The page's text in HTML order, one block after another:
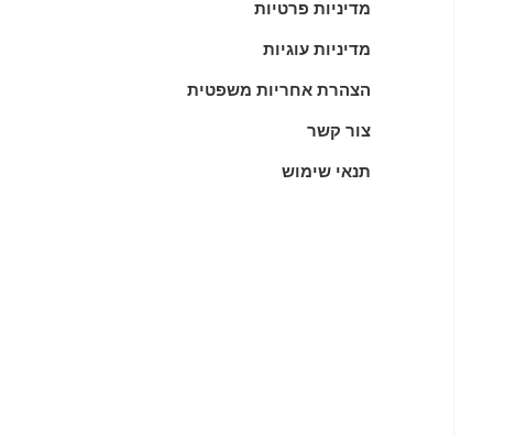
מדיניות פרטיות
מדיניות עוגיות
הצהרת אחריות משפטית
צור קשר
תנאי שימוש